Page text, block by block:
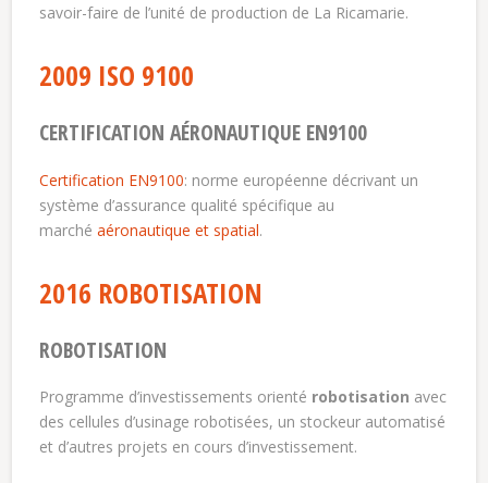
savoir-faire de l’unité de production de La Ricamarie.
2009 ISO 9100
CERTIFICATION AÉRONAUTIQUE EN9100
Certification EN9100: norme européenne décrivant un
système d’assurance qualité spécifique au
marchéaéronautique et spatial.
2016 ROBOTISATION
ROBOTISATION
Programme d’investissements orienté robotisation avec
des cellules d’usinage robotisées, un stockeur automatisé
et d’autres projets en cours d’investissement.